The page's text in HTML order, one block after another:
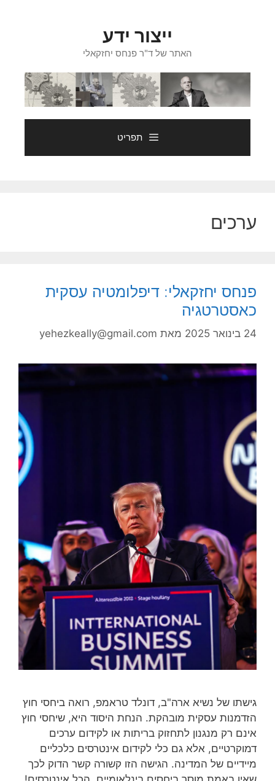
ייצור ידע
האתר של ד"ר פנחס יחזקאלי
תפריט
ערכים
פנחס יחזקאלי: דיפלומטיה עסקית
כאסטרטגיה
24 בינואר 2025 מאת yehezkeally@gmail.com
גישתו של נשיא ארה"ב, דונלד טראמפ, רואה ביחסי חוץ
הזדמנות עסקית מובהקת. הנחת היסוד היא, שיחסי חוץ
אינם רק מנגנון לתחזוק בריתות או לקידום ערכים
דמוקרטיים, אלא גם כלי לקידום אינטרסים כלכליים
מיידיים של המדינה. הגישה הזו קשורה קשר הדוק לכך